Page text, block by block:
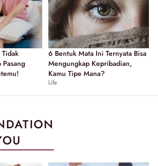
Pasang
6 Bentuk Mata Ini Ternyata Bisa
Mengungkap Kepribadian,
Kamu Tipe Mana?
Life